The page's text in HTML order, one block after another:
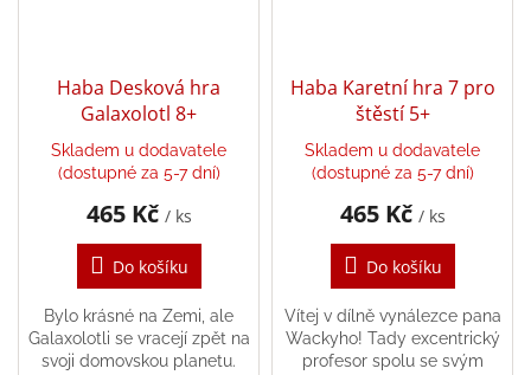
Haba Desková hra
Galaxolotl 8+
Skladem u dodavatele
(dostupné za 5-7 dní)
465 Kč / ks
Do košíku
Bylo krásné na Zemi, ale
Galaxolotli se vracejí zpět na
svoji domovskou planetu.
Haba Karetní hra 7 pro
štěstí 5+
Skladem u dodavatele
(dostupné za 5-7 dní)
465 Kč / ks
Do košíku
Vítej v dílně vynálezce pana
Wackyho! Tady excentrický
profesor spolu se svým